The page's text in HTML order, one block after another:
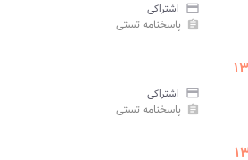
credit_card اشتراکی
assignment پاسخنامه تستی
credit_card اشتراکی
assignment پاسخنامه تستی